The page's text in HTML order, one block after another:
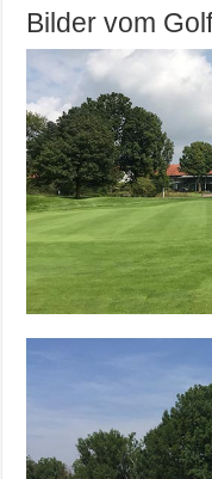
Bilder vom